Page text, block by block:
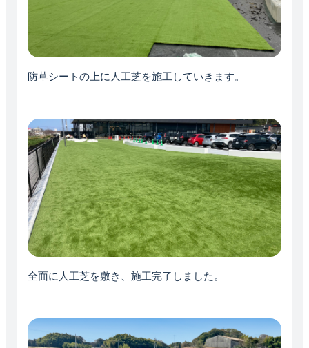
防草シートの上に人工芝を施工していきます。
全面に人工芝を敷き、施工完了しました。